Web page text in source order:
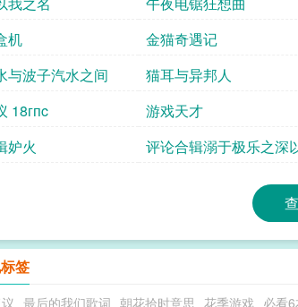
机
金猫奇遇记
与波子汽水之间
猫耳与异邦人
18гпc
游戏天才
妒火
评论合辑溺于极乐之深
签
最后的我们歌词 朝花拾时意思 花季游戏 必看